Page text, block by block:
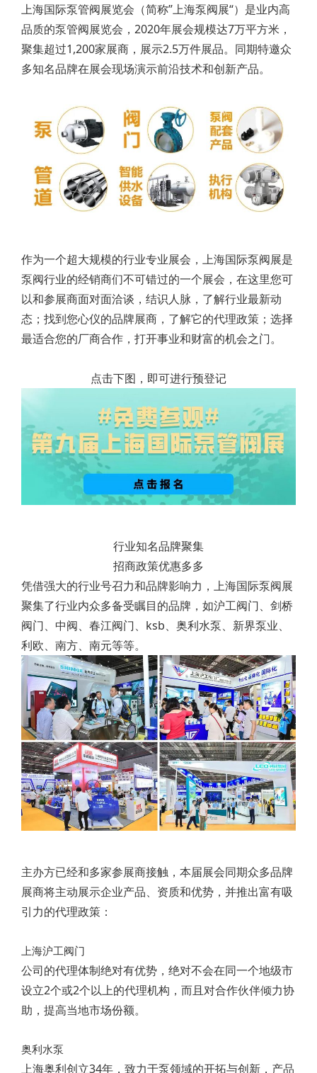
上海国际泵管阀展览会（简称”上海泵阀展“）是业内高
品质的泵管阀展览会，2020年展会规模达7万平方米，
聚集超过1,200家展商，展示2.5万件展品。同期特邀众
多知名品牌在展会现场演示前沿技术和创新产品。
作为一个超大规模的行业专业展会，上海国际泵阀展是
泵阀行业的经销商们不可错过的一个展会，在这里您可
以和参展商面对面洽谈，结识人脉，了解行业最新动
态；找到您心仪的品牌展商，了解它的代理政策；选择
最适合您的厂商合作，打开事业和财富的机会之门。
点击下图，即可进行预登记
行业知名品牌聚集
招商政策优惠多多
凭借强大的行业号召力和品牌影响力，上海国际泵阀展
聚集了行业内众多备受瞩目的品牌，如沪工阀门、剑桥
阀门、中阀、春江阀门、ksb、奥利水泵、新界泵业、
利欧、南方、南元等等。
主办方已经和多家参展商接触，本届展会同期众多品牌
展商将主动展示企业产品、资质和优势，并推出富有吸
引力的代理政策：
上海沪工阀门
公司的代理体制绝对有优势，绝对不会在同一个地级市
设立2个或2个以上的代理机构，而且对合作伙伴倾力协
助，提高当地市场份额。
奥利水泵
上海奥利创立34年，致力于泵领域的开拓与创新，产品